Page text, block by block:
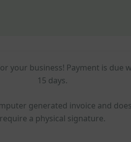
your business! Payment is due
15 days.
generated invoice and
require a physical signature.